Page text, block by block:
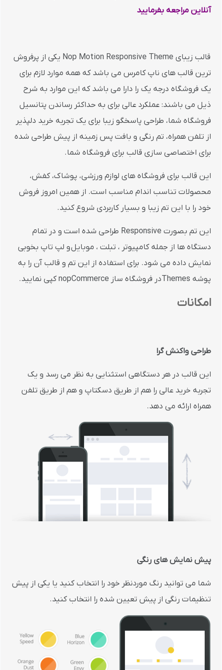
آنلاین مراجعه بفرمایید
قالب زیبای Nop Motion Responsive Theme یکی از پرفروش
ترین قالب های ناپ کامرس می باشد که همه موارد لازم برای
یک فروشگاه درجه یک را دارا می باشد که این موارد به شرح
ذیل می باشند: عملکرد عالی برای به حداکثر رساندن پتانسیل
فروشگاه شما، طراحی پاسخگو زیبا برای یک تجربه خرید دلپذیر
از تلفن همراه، تم رنگی و بافت پس زمینه از پیش طراحی شده
برای اختصاصی سازی قالب برای فروشگاه شما.
این قالب برای فروشگاه های لوازم ورزشی، پوشاک، کفش،
محصولات تناسب اندام مناسب است. از همین امروز فروش
خود را با این تم زیبا و بسیار کاربردی شروع کنید.
این تم بصورت Responsive طراحی شده است و در تمام
دستگاه ها از جمله کامپیوتر ، تبلت ، موبایل و لپ تاپ بخوبی
نمایش داده می شود. برای استفاده از این تم و قالب آن را به
پوشه Themesدر فروشگاه ساز nopCommerce کپی نمایید.
امکانات
طراحی واکنش گرا
این قالب در هر دستگاهی استثنایی به نظر می رسد و یک
تجربه خرید عالی را هم از طریق دسکتاپ و هم از طریق تلفن
همراه ارائه می دهد.
پیش نمایش های رنگی
شما می توانید رنگ موردنظر خود را انتخاب کنید یا یکی از پیش
تنظیمات رنگی از پیش تعیین شده را انتخاب کنید.